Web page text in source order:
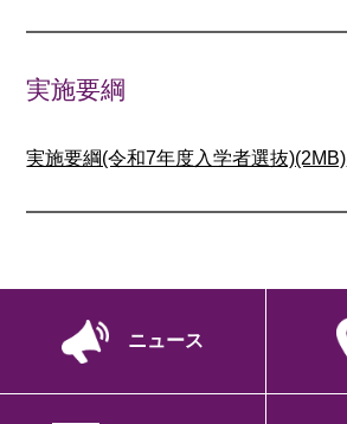
実施要綱
実施要綱(令和7年度入学者選抜)(2MB)
ニュース